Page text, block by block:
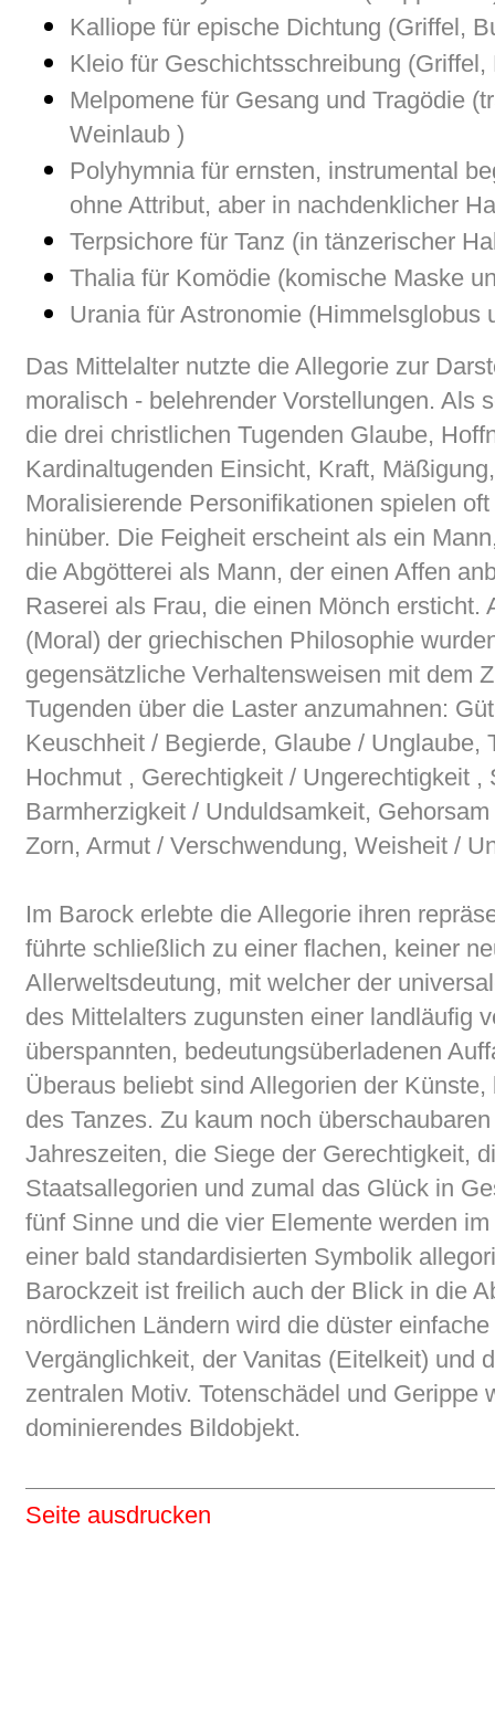
Kalliope für epische Dichtung (Griffel,
Kleio für Geschichtsschreibung
Melpomene für Gesang und Tragödie
Weinlaub )
Polyhymnia für ernsten, instrumental
ohne Attribut, aber in nachdenklicher
Terpsichore für Tanz (in tänzerischer
Thalia für Komödie (komische Maske
Urania für Astronomie (Himmelsglobus
Das Mittelalter nutzte die Allegorie zur
moralisch - belehrender Vorstellungen. Als
die drei christlichen Tugenden Glaube,
Kardinaltugenden Einsicht, Kraft,
Moralisierende Personifikationen spielen
hinüber. Die Feigheit erscheint als ein
die Abgötterei als Mann, der einen Affen
Raserei als Frau, die einen Mönch ersticht.
(Moral) der griechischen Philosophie
gegensätzliche Verhaltensweisen mit dem
Tugenden über die Laster anzumahnen:
Keuschheit / Begierde, Glaube / Unglaube,
Hochmut , Gerechtigkeit / Ungerechtigkeit
Barmherzigkeit / Unduldsamkeit,
Zorn, Armut / Verschwendung, Weisheit /
Im Barock erlebte die Allegorie ihren
führte schließlich zu einer flachen, keiner
Allerweltsdeutung, mit welcher der
des Mittelalters zugunsten einer landläufig
überspannten, bedeutungsüberladenen
Überaus beliebt sind Allegorien der
des Tanzes. Zu kaum noch
Jahreszeiten, die Siege der Gerechtigkeit,
Staatsallegorien und zumal das Glück in
fünf Sinne und die vier Elemente werden
einer bald standardisierten Symbolik
Barockzeit ist freilich auch der Blick in die
nördlichen Ländern wird die düster
Vergänglichkeit, der Vanitas (Eitelkeit) und
zentralen Motiv. Totenschädel und Gerippe
dominierendes Bildobjekt.
Seite ausdrucken